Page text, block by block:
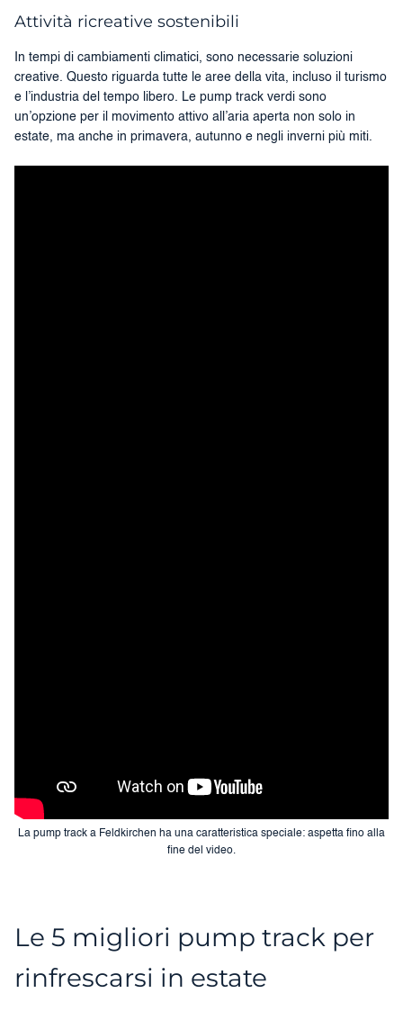
Attività ricreative sostenibili
In tempi di cambiamenti climatici, sono necessarie soluzioni
creative. Questo riguarda tutte le aree della vita, incluso il turismo
e l’industria del tempo libero. Le pump track verdi sono
un’opzione per il movimento attivo all’aria aperta non solo in
estate, ma anche in primavera, autunno e negli inverni più miti.
La pump track a Feldkirchen ha una caratteristica speciale: aspetta fino alla
fine del video.
Le 5 migliori pump track per
rinfrescarsi in estate